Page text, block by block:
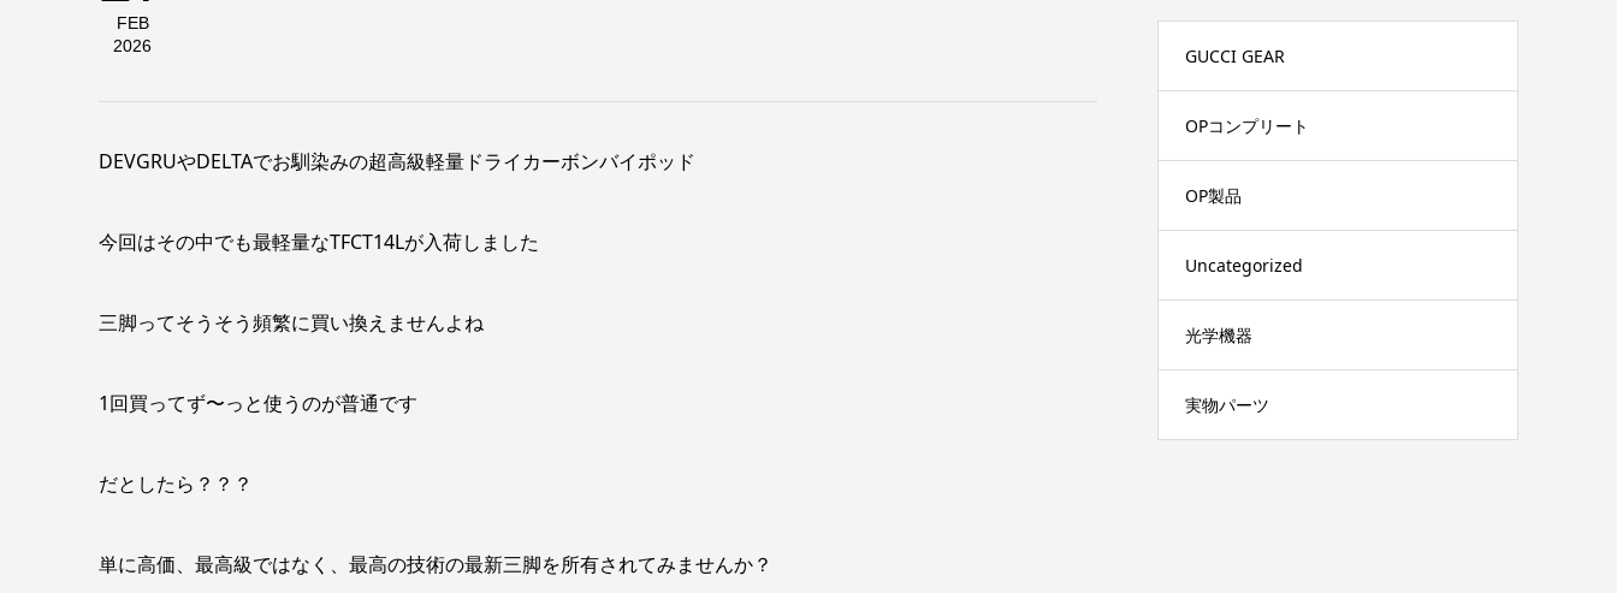
FEB
2026
DEVGRUやDELTAでお馴染みの超高級軽量ドライカーボンバイポッド
今回はその中でも最軽量なTFCT14Lが入荷しました
三脚ってそうそう頻繁に買い換えませんよね
1回買ってず〜っと使うのが普通です
だとしたら？？？
単に高価、最高級ではなく、最高の技術の最新三脚を所有されてみませんか？
GUCCI GEAR
OPコンプリート
OP製品
Uncategorized
光学機器
実物パーツ